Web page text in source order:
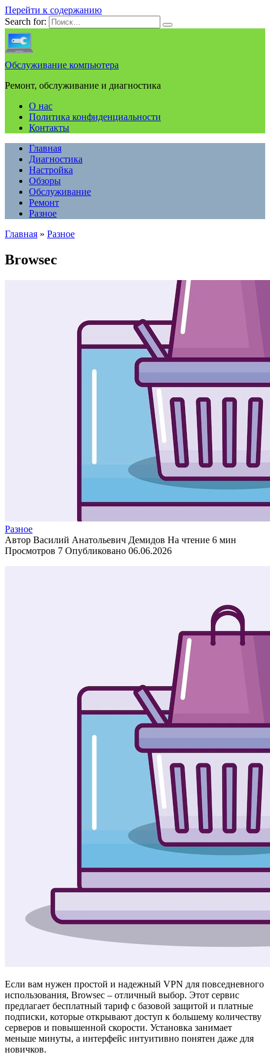
Перейти к содержанию
Search for:
Обслуживание компьютера
Ремонт, обслуживание и диагностика
О нас
Политика конфиденциальности
Контакты
Главная
Диагностика
Настройка
Обзоры
Обслуживание
Ремонт
Разное
Главная » Разное
Browsec
Разное
Автор Василий Анатольевич Демидов На чтение 6 мин
Просмотров 7 Опубликовано 06.06.2026
Если вам нужен простой и надежный VPN для повседневного
использования, Browsec – отличный выбор. Этот сервис
предлагает бесплатный тариф с базовой защитой и платные
подписки, которые открывают доступ к большему количеству
серверов и повышенной скорости. Установка занимает
меньше минуты, а интерфейс интуитивно понятен даже для
новичков.